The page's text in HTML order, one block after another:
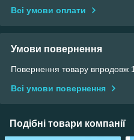
Всі умови оплати
Умови повернення
Повернення товару впродовж
Всі умови повернення
Подібні товари компанії